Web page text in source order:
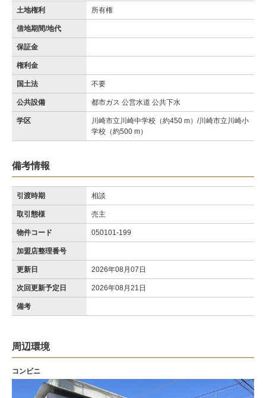
土地権利 所有権
借地期間/地代
保証金
権利金
国土法 不要
公共設備 都市ガス 公営水道 公共下水
学区
川崎市立川崎中学校（約450 m）/川崎市立川崎小
学校（約500 m）
備考情報
引渡時期 相談
取引態様 売主
物件コード 050101-199
加盟店整理番号
更新日 2026年08月07日
次回更新予定日 2026年08月21日
備考
周辺環境
コンビニ